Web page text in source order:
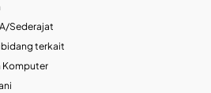
Sederajat
terkait
Komputer